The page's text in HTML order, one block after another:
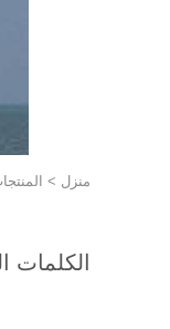
منزل >
الكلمات